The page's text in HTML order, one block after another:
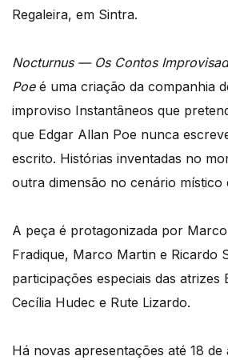
Regaleira, em Sintra.
Nocturnus — Os Contos
Poeé uma criação da companhia
improviso Instantâneos que
que Edgar Allan Poe nunca
escrito. Histórias inventadas no
outra dimensão no cenário místico
A peça é protagonizada por
Fradique, Marco Martin e Ricardo
participações especiais das atrizes
Cecília Hudec e Rute Lizardo.
Há novas apresentações até 18 de